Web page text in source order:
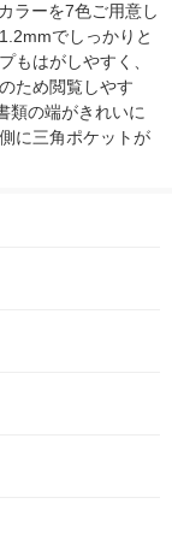
ラーを7色ご用意し
でしっかりと
もはがしやすく、
ため閲覧しやす
類の端がきれいに
に三角ポケットが